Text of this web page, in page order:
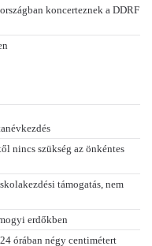
koncerteznek a DDRF
nincs szükség az önkéntes
támogatás, nem
erdőkben
órában négy centimétert